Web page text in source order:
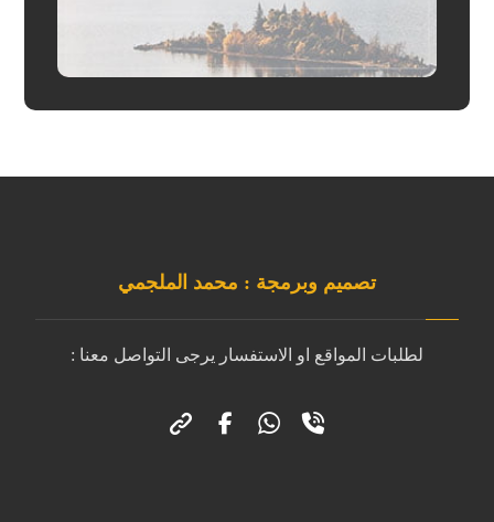
تصميم وبرمجة : محمد الملجمي
لطلبات المواقع او الاستفسار يرجى التواصل معنا :